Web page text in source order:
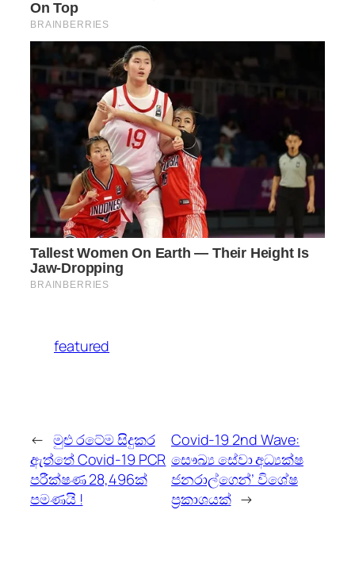
featured
← මුළු රටේම සිදුකර
ඇත්තේ Covid-19 PCR
පරීක්ෂණ 28,496ක්
පමණයි !
Covid-19 2nd Wave:
සෞඛ්‍ය සේවා අධ්‍යක්ෂ
ජනරාල්ගෙන්’ විශේෂ
ප්‍රකාශයක් →